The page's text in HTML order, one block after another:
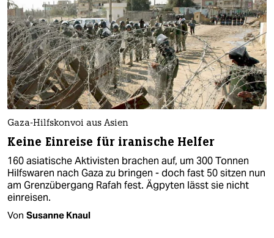
Gaza-Hilfskonvoi aus Asien
Keine Einreise für iranische Helfer
160 asiatische Aktivisten brachen auf, um 300 Tonnen
Hilfswaren nach Gaza zu bringen - doch fast 50 sitzen nun
am Grenzübergang Rafah fest. Ägpyten lässt sie nicht
einreisen.
Von Susanne Knaul